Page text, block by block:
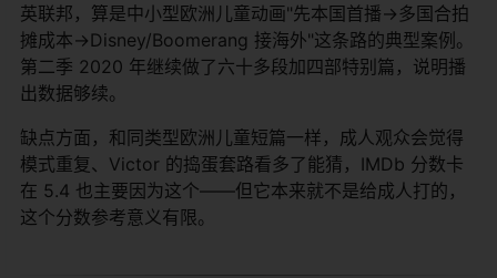
英联邦，算是中小型欧洲儿童动画"先本国首播→多国合拍
摊成本→Disney/Boomerang 接海外"这条路的典型案例。
第二季 2020 年继续做了六十多段加四部特别篇，说明播
出数据够续。
缺点方面，和同类型欧洲儿童短篇一样，成人观众会觉得
模式重复、Victor 的捣蛋套路看多了能猜，IMDb 分数卡
在 5.4 也主要因为这个——但它本来就不是给成人打的，
这个分数参考意义有限。